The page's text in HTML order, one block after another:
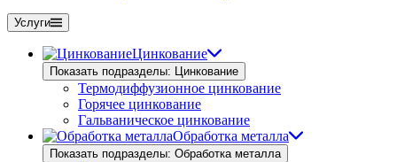
Услуги
Цинкование
Показать подразделы: Цинкование
Термодиффузионное цинкование
Горячее цинкование
Гальваническое цинкование
Обработка металла
Показать подразделы: Обработка металла